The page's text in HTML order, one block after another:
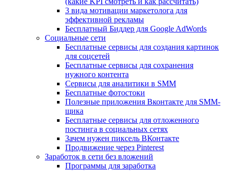
3 вида мотивации маркетолога для
эффективной рекламы
Бесплатный Биддер для Google AdWords
Социальные сети
Бесплатные сервисы для создания картинок
для соцсетей
Бесплатные сервисы для сохранения
нужного контента
Сервисы для аналитики в SMM
Бесплатные фотостоки
Полезные приложения Вконтакте для SMM-
щика
Бесплатные сервисы для отложенного
постинга в социальных сетях
Зачем нужен пиксель ВКонтакте
Продвижение через Pinterest
Заработок в сети без вложений
Программы для заработка